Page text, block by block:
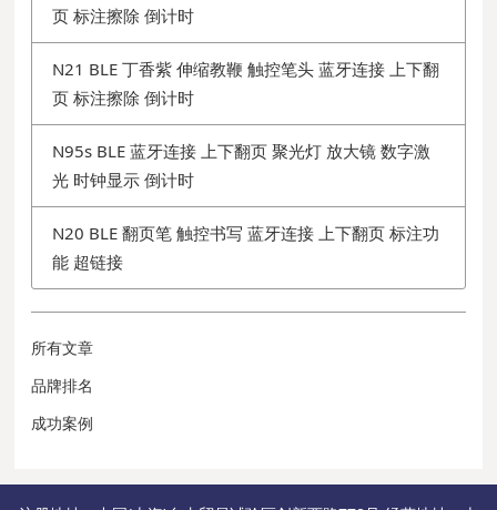
页 标注擦除 倒计时
N21 BLE 丁香紫 伸缩教鞭 触控笔头 蓝牙连接 上下翻
页 标注擦除 倒计时
N95s BLE 蓝牙连接 上下翻页 聚光灯 放大镜 数字激
光 时钟显示 倒计时
N20 BLE 翻页笔 触控书写 蓝牙连接 上下翻页 标注功
能 超链接
所有文章
品牌排名
成功案例